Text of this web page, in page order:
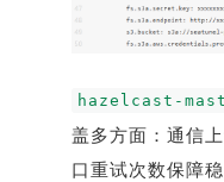
hazelcast-
盖多方面：通信
口重试次数保障